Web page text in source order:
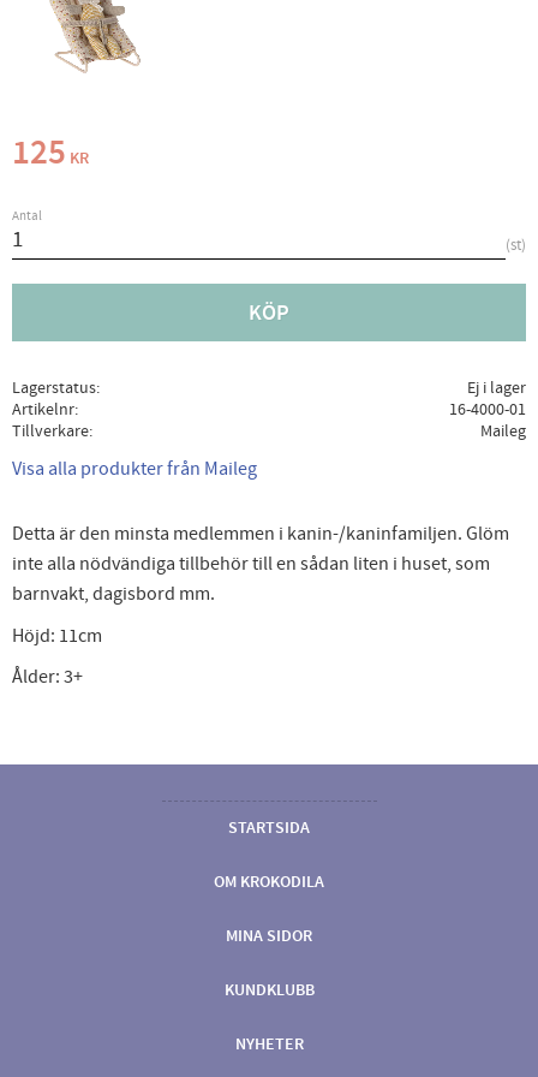
125 KR
Antal
st
KÖP
Lagerstatus
Ej i lager
Artikelnr
16-4000-01
Tillverkare
Maileg
Visa alla produkter från Maileg
Detta är den minsta medlemmen i kanin-/kaninfamiljen. Glöm
inte alla nödvändiga tillbehör till en sådan liten i huset, som
barnvakt, dagisbord mm.
Höjd: 11cm
Ålder: 3+
STARTSIDA
OM KROKODILA
MINA SIDOR
KUNDKLUBB
NYHETER